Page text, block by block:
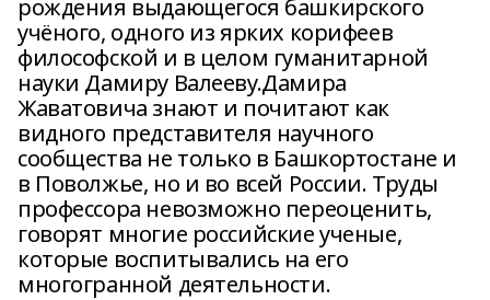
рождения выдающегося башкирского
учёного, одного из ярких корифеев
философской и в целом гуманитарной
науки Дамиру Валееву.Дамира
Жаватовича знают и почитают как
видного представителя научного
сообщества не только в Башкортостане и
в Поволжье, но и во всей России. Труды
профессора невозможно переоценить,
говорят многие российские ученые,
которые воспитывались на его
многогранной деятельности.